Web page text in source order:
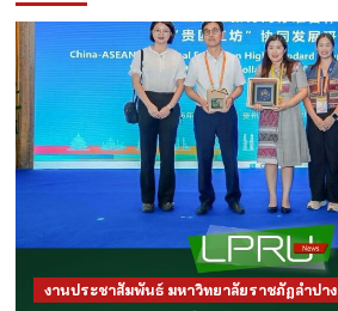
งานประชาสัมพันธ์ มหาวิทยาลัยราชภัฏลำปาง